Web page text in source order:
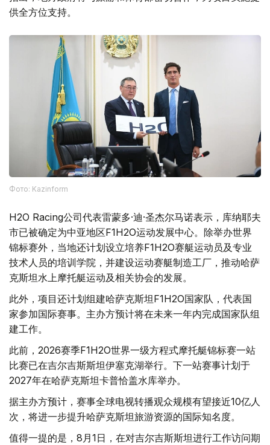
供全方位支持。
Фото: Kazinform
H2O Racing公司代表雷蒙多·迪·圣杰尔马诺表示，库纳耶夫
市已被确定为中亚地区F1H2O运动发展中心。除举办世界
锦标赛外，当地还计划设立培养F1H2O赛艇运动员及专业
技术人员的培训学院，并建设运动赛艇制造工厂，推动哈萨
克斯坦水上摩托艇运动及相关协会的发展。
此外，项目还计划组建哈萨克斯坦F1H2O国家队，代表国
家参加国际赛事。主办方预计将在未来一年内完成国家队组
建工作。
此前，2026赛季F1H2O世界一级方程式摩托艇锦标赛一站
比赛已在吉尔吉斯斯坦伊塞克湖举行。下一站赛事计划于
2027年在哈萨克斯坦卡普恰盖水库举办。
据主办方预计，赛事全球电视转播观众规模有望接近10亿人
次，将进一步提升哈萨克斯坦旅游资源的国际知名度。
值得一提的是，8月1日，在对吉尔吉斯斯坦进行工作访问期